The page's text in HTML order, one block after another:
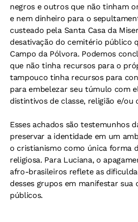
negros e outros que não tinham
e nem dinheiro para o
custeado pela Santa Casa da
desativação do cemitério público
Campo da Pólvora. Podemos
que não tinha recursos para o
tampouco tinha recursos para
para embelezar seu túmulo com
distintivos de classe, religião e/ou
Esses achados são testemunhos
preservar a identidade em um
o cristianismo como única forma
religiosa. Para Luciana, o
afro-brasileiros reflete as
desses grupos em manifestar sua
públicos.